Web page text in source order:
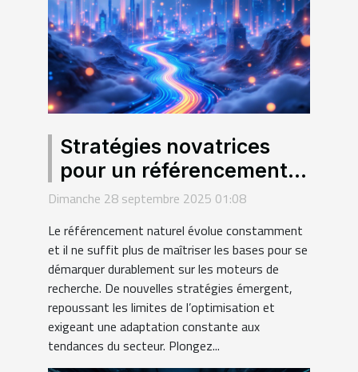
Stratégies novatrices
pour un référencement
durable : au-delà des
Dimanche 28 septembre 2025 01:08
Le référencement naturel évolue constamment
et il ne suffit plus de maîtriser les bases pour se
démarquer durablement sur les moteurs de
recherche. De nouvelles stratégies émergent,
repoussant les limites de l’optimisation et
exigeant une adaptation constante aux
tendances du secteur. Plongez...